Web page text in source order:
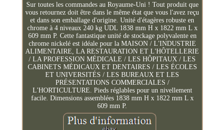
Sur toutes les commandes au Royaume-Uni ! Tout produit que
vous retournez doit être dans le même état que vous l'avez reçu
et dans son emballage d'origine. Unité d'étagères robuste en
chrome à 4 niveaux 240 kg UDL 1838 mm H x 1822 mm L x
609 mm P. Cette fantastique unité de stockage polyvalente en
chrome nickelé est idéale pour la MAISON / L'INDUSTRIE
ALIMENTAIRE, LA RESTAURATION ET L'HÔTELLERIE
/ LA PROFESSION MÉDICALE / LES HÔPITAUX / LES
CABINETS MÉDICAUX ET DENTAIRES / LES ÉCOLES
ET UNIVERSITÉS / LES BUREAUX ET LES
PRÉSENTATIONS COMMERCIALES /
L'HORTICULTURE. Pieds réglables pour un nivellement
facile. Dimensions assemblées 1838 mm H x 1822 mm L x
609 mm P.